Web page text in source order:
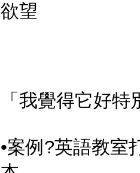
欲望
「我覺得它好
•案例?英語教室